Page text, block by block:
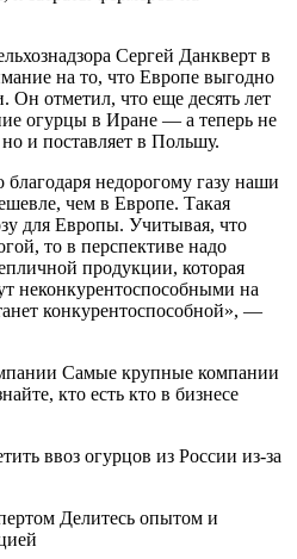
Сергей Данкверт в
на то, что Европе выгодно
Он отметил, что еще десять лет
огурцы в Иране — а теперь не
и поставляет в Польшу.
благодаря недорогому газу наши
чем в Европе. Такая
для Европы. Учитывая, что
то в перспективе надо
продукции, которая
неконкурентоспособными на
конкурентоспособной», —
Самые крупные компании
кто есть кто в бизнесе
Делитесь опытом и